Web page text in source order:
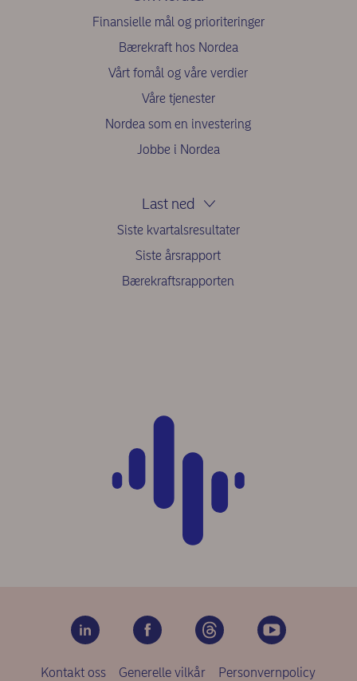
Finansielle mål og prioriteringer
Bærekraft hos Nordea
Vårt fomål og våre verdier
Våre tjenester
Nordea som en investering
Jobbe i Nordea
Last ned
Siste kvartalsresultater
Siste årsrapport
Bærekraftsrapporten
Kontakt oss Generelle vilkår Personvernpolicy